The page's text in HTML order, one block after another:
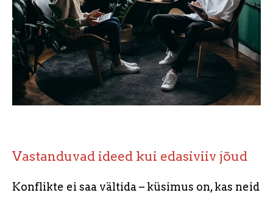
Vastanduvad ideed kui edasiviiv jõud
Konflikte ei saa vältida – küsimus on, kas neid